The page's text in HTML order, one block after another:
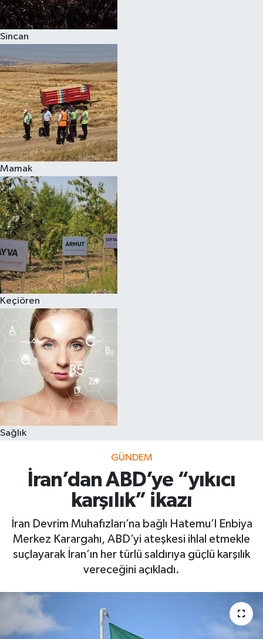
Sincan
Mamak
Keçiören
Sağlık
GÜNDEM
İran’dan ABD’ye “yıkıcı
karşılık” ikazı
İran Devrim Muhafızları’na bağlı Hatemu’l Enbiya
Merkez Karargahı, ABD’yi ateşkesi ihlal etmekle
suçlayarak İran’ın her türlü saldırıya güçlü karşılık
vereceğini açıkladı.